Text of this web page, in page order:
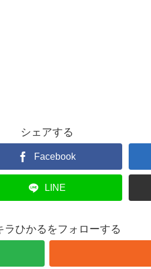
シェアする
Facebook
LINE
ラひかるをフォローする